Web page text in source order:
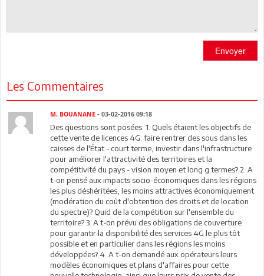
Envoyer
Les Commentaires
M. BOUANANE - 03-02-2016 09:18
Des questions sont posées: 1. Quels étaient les objectifs de
cette vente de licences 4G: faire rentrer des sous dans les
caisses de l'État - court terme, investir dans l'infrastructure
pour améliorer l'attractivité des territoires et la
compétitivité du pays - vision moyen et long g termes? 2. A
t-on pensé aux impacts socio-économiques dans les régions
les plus déshéritées, les moins attractives économiquement
(modération du coût d'obtention des droits et de location
du spectre)? Quid de la compétition sur l'ensemble du
territoire? 3. A t-on prévu des obligations de couverture
pour garantir la disponibilité des services 4G le plus tôt
possible et en particulier dans les régions les moins
développées? 4. A t-on demandé aux opérateurs leurs
modèles économiques et plans d'affaires pour cette